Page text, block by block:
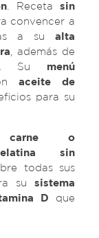
. Recetasin
convencer a
a su alta
, además de
Su menú
aceite de
para su
carne o
sin
todas sus
su sistema
D que